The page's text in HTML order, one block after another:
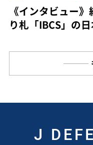
《インタビュー
り札「IBCS」の
J